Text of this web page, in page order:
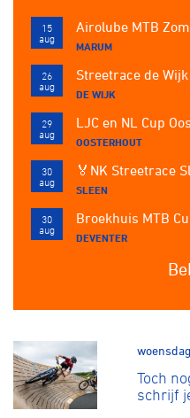
15
aug
Airolube MTB
MARUM
26
aug
Streetrace de Wijk
DE WIJK
29
aug
LJC en NL Cup
OOSTERHOUT
30
aug
🏅NK Streetrace
SLEEN
30
aug
Broekhuis MTB
DEVENTER
Toch
schrijf